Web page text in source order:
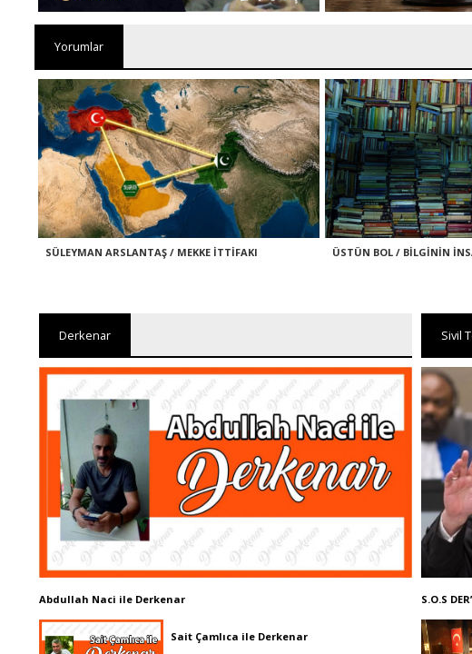
Yorumlar
SÜLEYMAN ARSLANTAŞ / MEKKE İTTİFAKI ÜSTÜN BOL / BİLGİNİN
Derkenar
Abdullah Naci ile Derkenar
Sait Çamlıca ile Derkenar
Sivil